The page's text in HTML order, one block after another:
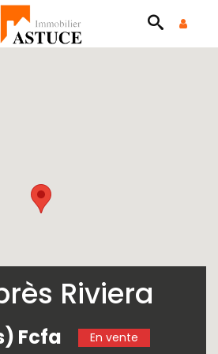
Riviera
Fcfa
En vente